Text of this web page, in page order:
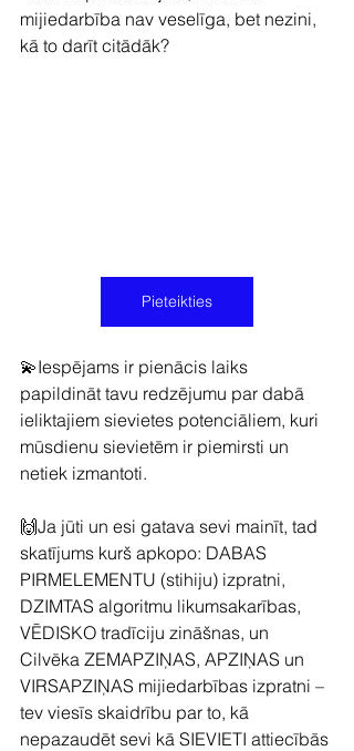
mijiedarbība nav veselīga, bet nezini,
kā to darīt citādāk?
Pieteikties
💫Iespējams ir pienācis laiks
papildināt tavu redzējumu par dabā
ieliktajiem sievietes potenciāliem, kuri
mūsdienu sievietēm ir piemirsti un
netiek izmantoti.
🙌Ja jūti un esi gatava sevi mainīt, tad
skatījums kurš apkopo: DABAS
PIRMELEMENTU (stihiju) izpratni,
DZIMTAS algoritmu likumsakarības,
VĒDISKO tradīciju zināšnas, un
Cilvēka ZEMAPZIŅAS, APZIŅAS un
VIRSAPZIŅAS mijiedarbības izpratni –
tev viesīs skaidrību par to, kā
nepazaudēt sevi kā SIEVIETI attiecībās